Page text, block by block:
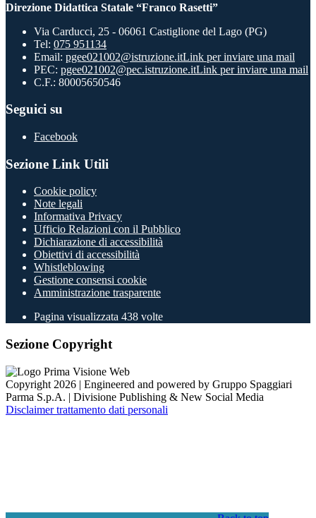
Direzione Didattica Statale “Franco Rasetti”
Via Carducci, 25 - 06061 Castiglione del Lago (PG)
Tel: 075 951134
Email: pgee021002@istruzione.itLink per inviare una mail
PEC: pgee021002@pec.istruzione.itLink per inviare una mail
C.F.: 80005650546
Seguici su
Facebook
Sezione Link Utili
Cookie policy
Note legali
Informativa Privacy
Ufficio Relazioni con il Pubblico
Dichiarazione di accessibilità
Obiettivi di accessibilità
Whistleblowing
Gestione consensi cookie
Amministrazione trasparente
Pagina visualizzata 438 volte
Sezione Copyright
Copyright 2026 | Engineered and powered by Gruppo Spaggiari
Parma S.p.A. | Divisione Publishing & New Social Media
Disclaimer trattamento dati personali